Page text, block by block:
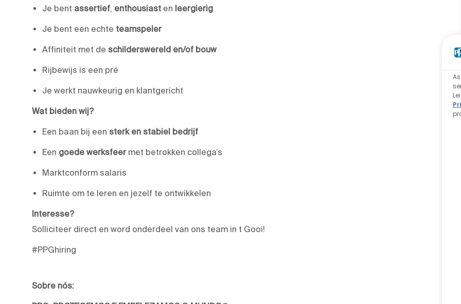
Je bent assertief, enthousiast en leergierig
Je bent een echte teamspeler
Affiniteit met de schilderswereld en/of bouw
Rijbewijs is een pré
Je werkt nauwkeurig en klantgericht
Wat bieden wij?
Een baan bij een sterk en stabiel bedrijf
Een goede werksfeermet betrokken collega’s
Marktconform salaris
Ruimte om te leren en jezelf te ontwikkelen
Interesse?
Solliciteer direct en word onderdeel van ons team in t Gooi!
#PPGhiring
Sobre nós: